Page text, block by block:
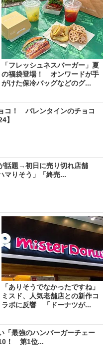
「フレッシュネスバーガー」夏
の福袋登場！ オンワードが手
がけた保冷バッグなどのグ...
コ！ バレンタインのチョコ
】
話題→初日に売り切れ店舗
りそう」「終売...
「ありそうでなかったですね」
ミスド、人気老舗店との新作コ
ラボに反響 「ドーナツが...
「最強のハンバーガーチェー
！ 第1位...